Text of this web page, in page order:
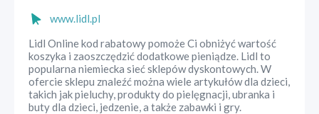
www.lidl.pl
Lidl Online kod rabatowy pomoże Ci obniżyć wartość
koszyka i zaoszczędzić dodatkowe pieniądze. Lidl to
popularna niemiecka sieć sklepów dyskontowych. W
ofercie sklepu znaleźć można wiele artykułów dla dzieci,
takich jak pieluchy, produkty do pielęgnacji, ubranka i
buty dla dzieci, jedzenie, a także zabawki i gry.